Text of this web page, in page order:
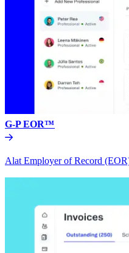
G-P EOR™​​
Alat Employer of Record